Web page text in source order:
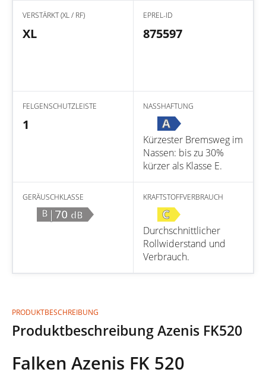
VERSTÄRKT (XL / RF)
XL
EPREL-ID
875597
FELGENSCHUTZLEISTE
1
NASSHAFTUNG
A
Kürzester Bremsweg im
Nassen: bis zu 30%
kürzer als Klasse E.
GERÄUSCHKLASSE
B |70 dB
KRAFTSTOFFVERBRAUCH
C
Durchschnittlicher
Rollwiderstand und
Verbrauch.
PRODUKTBESCHREIBUNG
Produktbeschreibung Azenis FK520
Falken Azenis FK 520